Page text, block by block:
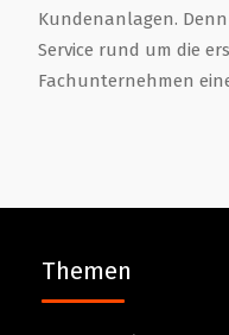
Kundenanlagen.
Service rund um die
Fachunternehmen
Themen